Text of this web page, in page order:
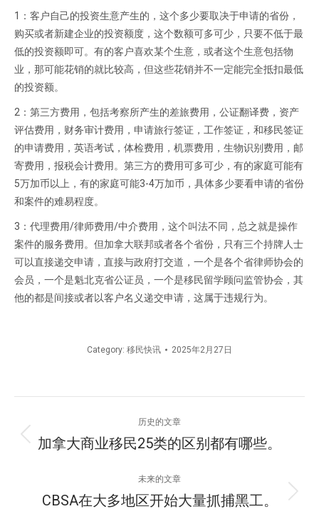
1：客户自己的投资生意产生的，这个多少要取决于申请的省份，
购买或者新建企业的投资额度，这个数额可多可少，只要不低于最
低的投资额即可。有的客户喜欢某个生意，或者这个生意包括物
业，那可能花销的就比较高，但这些花销并不一定能完全抵扣最低
的投资额。
2：第三方费用，包括考察所产生的差旅费用，公证翻译费，资产
评估费用，财务审计费用，申请旅行签证，工作签证，和移民签证
的申请费用，英语考试，体检费用，机票费用，生物识别费用，邮
寄费用，报税会计费用。第三方的费用可多可少，有的家庭可能有
5万加币以上，有的家庭可能3-4万加币，具体多少要看申请的省份
和案件的难易程度。
3：代理费用/律师费用/中介费用，这个叫法不同，总之就是操作
案件的服务费用。但加拿大联邦或者各个省份，只有三个持牌人士
可以直接递交申请，直接与政府打交道，一个是各个省律师协会的
会员，一个是魁北克省公证员，一个是移民留学顾问监管协会，其
他的都是间接或者以客户名义递交申请，这属于违规行为。
Category: 移民快讯 2025年2月27日
章
历史的文章
历
的
文
加拿大商业移民25类的区别都有哪些。
未来的文章
未
CBSA在大多地区开始大量抓捕黑工。